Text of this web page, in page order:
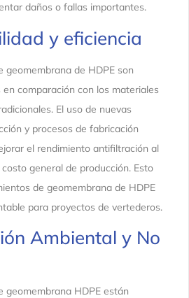
daños o fallas importantes.
y eficiencia
geomembrana de HDPE son
comparación con los materiales
El uso de nuevas
y procesos de fabricación
el rendimiento antifiltración al
general de producción. Esto
de geomembrana de HDPE
para proyectos de vertederos.
Ambiental y No
geomembrana HDPE están